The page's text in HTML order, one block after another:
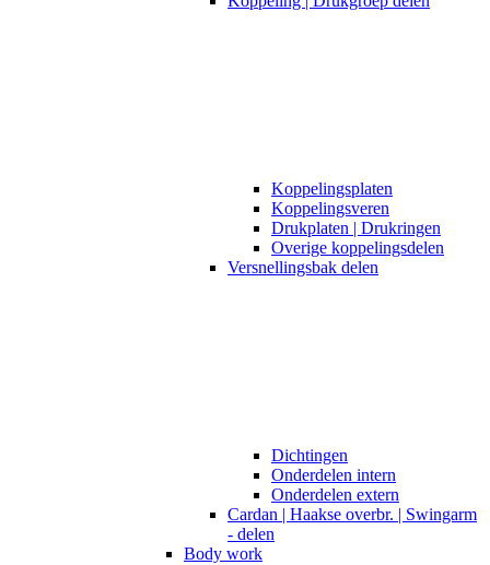
Koppelingsplaten
Koppelingsveren
Drukplaten | Drukringen
Overige koppelingsdelen
Versnellingsbak delen
Dichtingen
Onderdelen intern
Onderdelen extern
Cardan | Haakse overbr. | Swingarm
- delen
Body work